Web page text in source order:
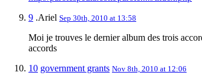
9 .Ariel Sep 30th, 2010 at 13:58
Moi je trouves le dernier album des trois
accords
10 government grants Nov 8th, 2010 at 12:06